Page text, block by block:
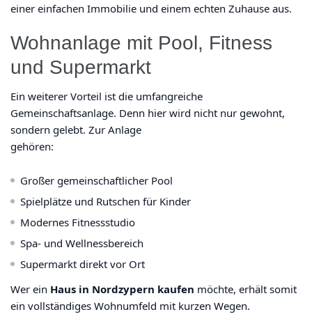
einer einfachen Immobilie und einem echten Zuhause aus.
Wohnanlage mit Pool, Fitness
und Supermarkt
Ein weiterer Vorteil ist die umfangreiche
Gemeinschaftsanlage. Denn hier wird nicht nur gewohnt,
sondern gelebt. Zur Anlage
gehören:
Großer gemeinschaftlicher Pool
Spielplätze und Rutschen für Kinder
Modernes Fitnessstudio
Spa- und Wellnessbereich
Supermarkt direkt vor Ort
Wer ein Haus in Nordzypern kaufen möchte, erhält somit
ein vollständiges Wohnumfeld mit kurzen Wegen.